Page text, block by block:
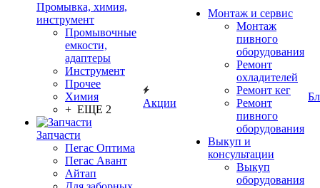
Промывка, химия,
инструмент
Промывочные
емкости,
адаптеры
Инструмент
Прочее
Химия
+ ЕЩЕ 2
Запчасти
Пегас Оптима
Пегас Авант
Айтап
Акции
Монтаж и сервис
Монтаж
пивного
оборудования
Ремонт
охладителей
Ремонт кег
Ремонт
пивного
оборудования
Выкуп и
консультации
Выкуп
оборудования